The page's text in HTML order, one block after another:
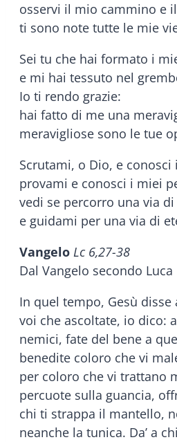
osservi il mio cammino e
ti sono note tutte le mie
Sei tu che hai formato i
e mi hai tessuto nel
Io ti rendo grazie:
hai fatto di me una
meravigliose sono le tue
Scrutami, o Dio, e
provami e conosci i miei
vedi se percorro una via
e guidami per una via di
Vangelo Lc 6,27-38
Dal Vangelo secondo Luca
In quel tempo, Gesù
voi che ascoltate, io dico:
nemici, fate del bene a
benedite coloro che vi
per coloro che vi trattano
percuote sulla guancia,
chi ti strappa il mantello,
neanche la tunica. Da’ a